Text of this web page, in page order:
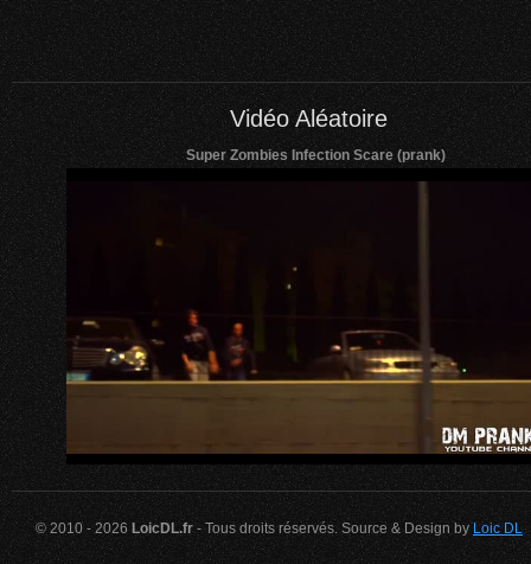
Vidéo Aléatoire
Super Zombies Infection Scare (prank)
© 2010 - 2026 LoicDL.fr- Tous droits réservés. Source & Design byLoic DL